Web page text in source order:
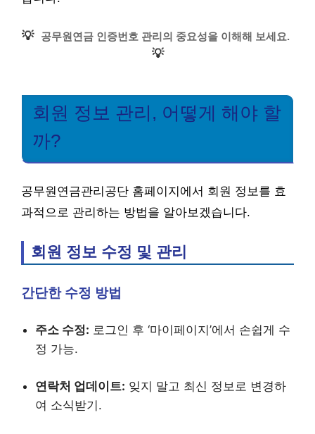
💡 공무원연금 인증번호 관리의 중요성을 이해해 보세요.
💡
회원 정보 관리, 어떻게 해야 할
까?
공무원연금관리공단 홈페이지에서 회원 정보를 효
과적으로 관리하는 방법을 알아보겠습니다.
회원 정보 수정 및 관리
간단한 수정 방법
주소 수정: 로그인 후 ‘마이페이지’에서 손쉽게 수
정 가능.
연락처 업데이트: 잊지 말고 최신 정보로 변경하
여 소식받기.